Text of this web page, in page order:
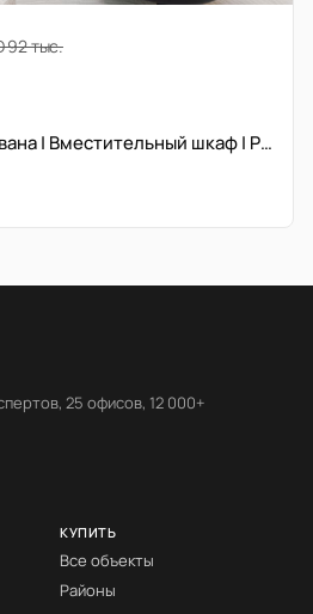
92 тыс.
Полностью меблирована | Вместительный шкаф | Рядом с метро
25 офисов, 12 000+
КУПИТЬ
Все объекты
Районы